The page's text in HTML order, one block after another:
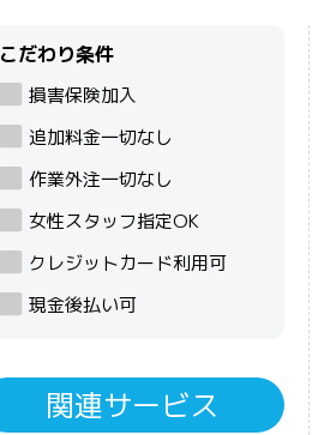
こだわり条件
損害保険加入
追加料金一切なし
作業外注一切なし
女性スタッフ指定OK
クレジットカード利用可
現金後払い可
関連サービス